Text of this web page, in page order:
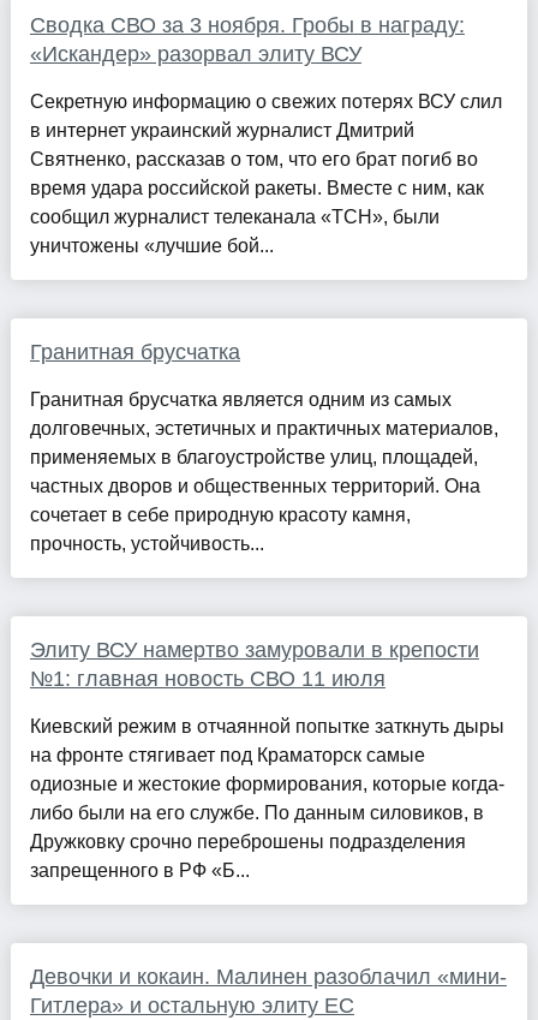
Сводка СВО за 3 ноября. Гробы в награду:
«Искандер» разорвал элиту ВСУ
Секретную информацию о свежих потерях ВСУ слил
в интернет украинский журналист Дмитрий
Святненко, рассказав о том, что его брат погиб во
время удара российской ракеты. Вместе с ним, как
сообщил журналист телеканала «ТСН», были
уничтожены «лучшие бой...
Гранитная брусчатка
Гранитная брусчатка является одним из самых
долговечных, эстетичных и практичных материалов,
применяемых в благоустройстве улиц, площадей,
частных дворов и общественных территорий. Она
сочетает в себе природную красоту камня,
прочность, устойчивость...
Элиту ВСУ намертво замуровали в крепости
№1: главная новость СВО 11 июля
Киевский режим в отчаянной попытке заткнуть дыры
на фронте стягивает под Краматорск самые
одиозные и жестокие формирования, которые когда-
либо были на его службе. По данным силовиков, в
Дружковку срочно переброшены подразделения
запрещенного в РФ «Б...
Девочки и кокаин. Малинен разоблачил «мини-
Гитлера» и остальную элиту ЕС